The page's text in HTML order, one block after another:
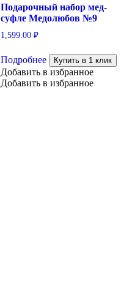
Подарочный набор мед-
суфле Медолюбов №9
1,599.00 ₽
Подробнее Купить в 1 клик
Добавить в избранное
Добавить в избранное